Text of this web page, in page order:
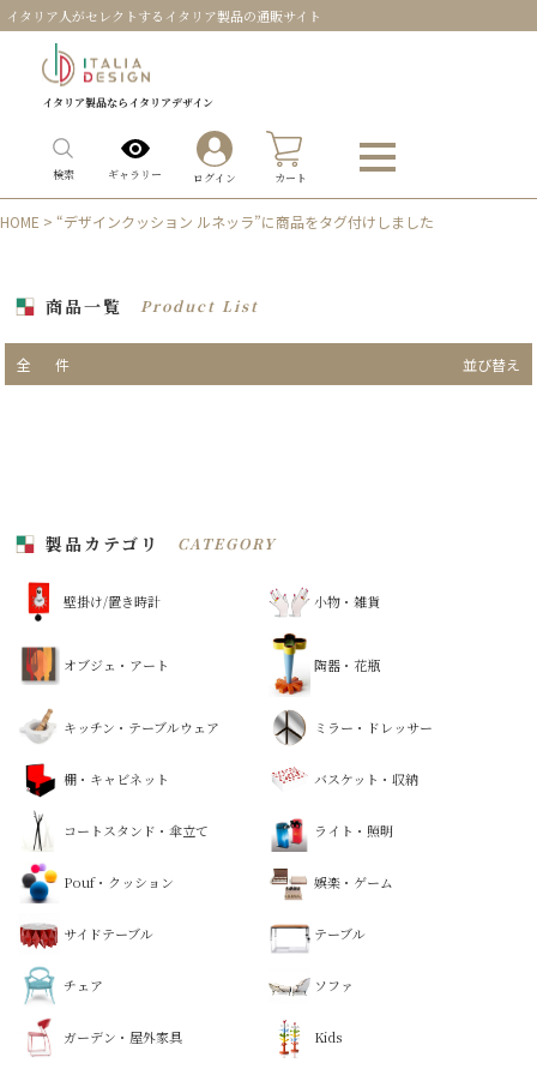
イタリア人がセレクトするイタリア製品の通販サイト
イタリア製品ならイタリアデザイン
検索 ギャラリー ログイン カート
HOME > “デザインクッション ルネッラ”に商品をタグ付けしました
商品一覧 Product List
全 件 並び替え
製品カテゴリ CATEGORY
壁掛け/置き時計 小物・雑貨
オブジェ・アート 陶器・花瓶
キッチン・テーブルウェア ミラー・ドレッサー
棚・キャビネット バスケット・収納
コートスタンド・傘立て ライト・照明
Pouf・クッション 娯楽・ゲーム
サイドテーブル テーブル
チェア ソファ
ガーデン・屋外家具 Kids